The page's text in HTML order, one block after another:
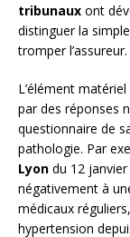
tribunaux ont
distinguer la
tromper l’assureur.
L’élément
par des réponses
questionnaire de
pathologie. Par
Lyon du 12
négativement à
médicaux
hypertension